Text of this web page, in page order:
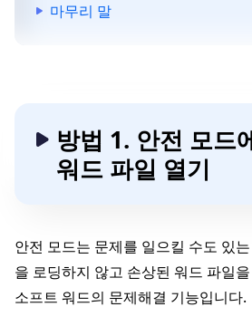
마무리 말
방법 1. 안전 모드
워드 파일 열기
안전 모드는 문제를 일으킬 수도 있
을 로딩하지 않고 손상된 워드 파일
소프트 워드의 문제해결 기능입니다.